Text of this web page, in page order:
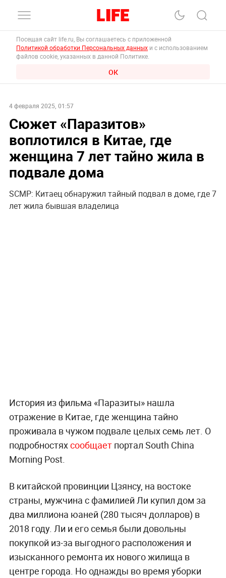
Посещая сайт life.ru, Вы соглашаетесь с приложенной
Политикой обработки Персональных данных и с использованием
файлов cookie, указанных в данной Политике.
ОК
4 февраля 2025, 01:57
Сюжет «Паразитов»
воплотился в Китае, где
женщина 7 лет тайно жила в
подвале дома
SCMP: Китаец обнаружил тайный подвал в доме, где 7
лет жила бывшая владелица
История из фильма «Паразиты» нашла
отражение в Китае, где женщина тайно
проживала в чужом подвале целых семь лет. О
подробностяхсообщаетпортал South China
Morning Post.
В китайской провинции Цзянсу, на востоке
страны, мужчина с фамилией Ли купил дом за
два миллиона юаней (280 тысяч долларов) в
2018 году. Ли и его семья были довольны
покупкой из-за выгодного расположения и
изысканного ремонта их нового жилища в
центре города. Но однажды во время уборки